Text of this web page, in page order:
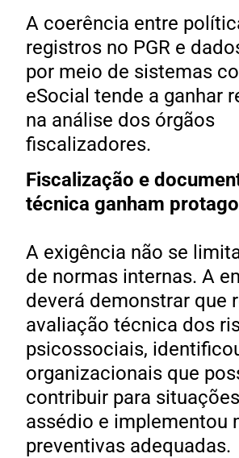
A coerência entre
registros no PGR e
por meio de sistemas
eSocial tende a ganhar
na análise dos órgãos
fiscalizadores.
Fiscalização e
técnica ganham
A exigência não se
de normas internas. A
deverá demonstrar que
avaliação técnica dos
psicossociais,
organizacionais que
contribuir para
assédio e implementou
preventivas adequadas.